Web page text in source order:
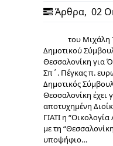
Άρθρα, 02
του Μιχάλη
Δημοτικού
Θεσσαλονίκη για
Σπ΄. Πέγκας π.
Δημοτικός
Θεσσαλονίκη έχει
αποτυχημένη
ΓΙΑΤΙ η
με τη
υποψήφιο…